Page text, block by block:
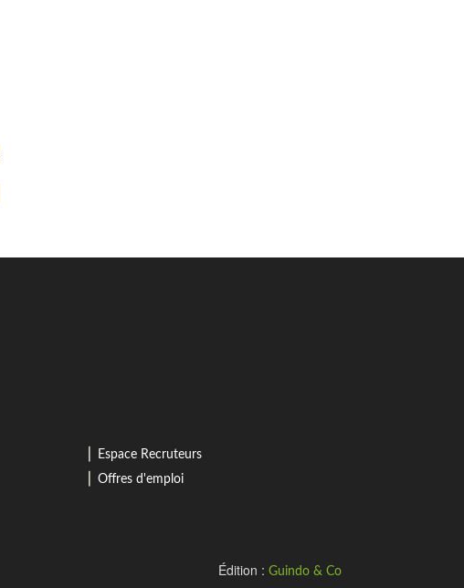
Espace Recruteurs
Offres d'emploi
Édition : Guindo & Co